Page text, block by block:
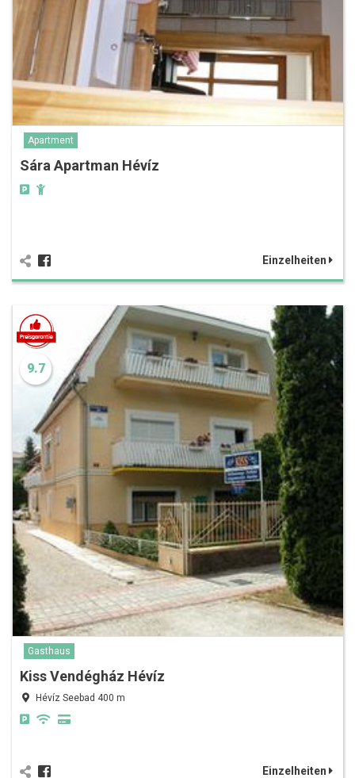
Apartment
Sára Apartman Hévíz
Einzelheiten
9.7
Gasthaus
Kiss Vendégház Hévíz
Hévíz Seebad 400 m
Einzelheiten